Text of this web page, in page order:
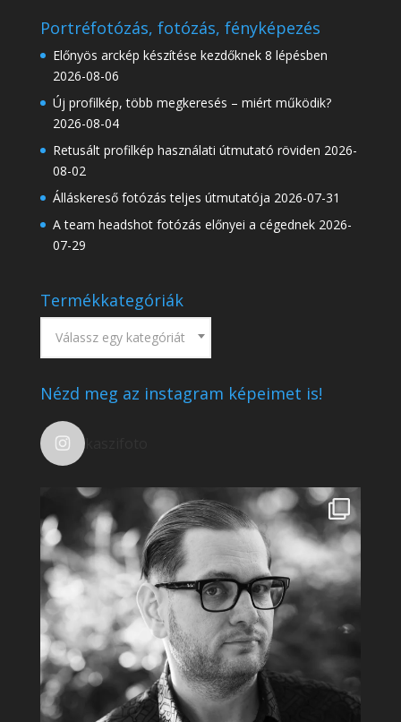
Portréfotózás, fotózás, fényképezés
Előnyös arckép készítése kezdőknek 8 lépésben
2026-08-06
Új profilkép, több megkeresés – miért működik?
2026-08-04
Retusált profilkép használati útmutató röviden 2026-
08-02
Álláskereső fotózás teljes útmutatója 2026-07-31
A team headshot fotózás előnyei a cégednek 2026-
07-29
Termékkategóriák
Válassz egy kategóriát
Nézd meg az instagram képeimet is!
kaszifoto